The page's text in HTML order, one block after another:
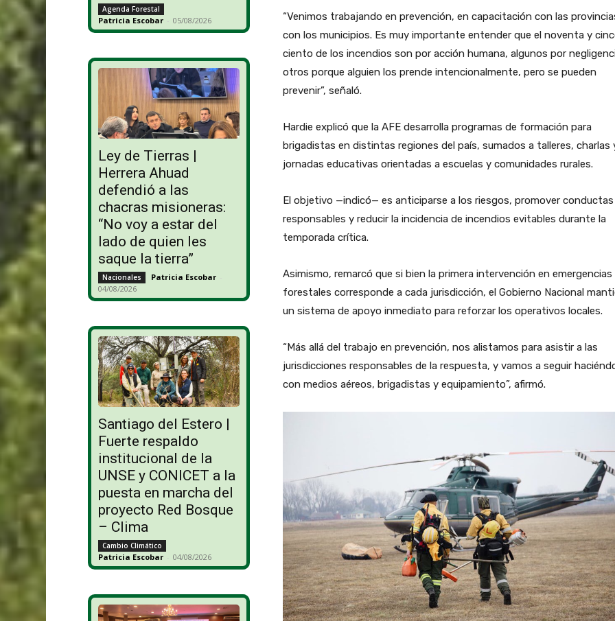
Agenda Forestal
Patricia Escobar - 05/08/2026
Ley de Tierras |
Herrera Ahuad
defendió a las
chacras misioneras:
“No voy a estar del
lado de quien les
saque la tierra”
Nacionales Patricia Escobar -
04/08/2026
Santiago del Estero |
Fuerte respaldo
institucional de la
UNSE y CONICET a la
puesta en marcha del
proyecto Red Bosque
– Clima
Cambio Climático
Patricia Escobar - 04/08/2026
“Venimos trabajando en prevención, en capacitación con las
con los municipios. Es muy importante entender que el noventa y
ciento de los incendios son por acción humana, algunos por
otros porque alguien los prende intencionalmente, pero se pueden
prevenir”, señaló.
Hardie explicó que la AFE desarrolla programas de formación para
brigadistas en distintas regiones del país, sumados a talleres, charlas
jornadas educativas orientadas a escuelas y comunidades rurales.
El objetivo —indicó— es anticiparse a los riesgos, promover conductas
responsables y reducir la incidencia de incendios evitables durante la
temporada crítica.
Asimismo, remarcó que si bien la primera intervención en emergencias
forestales corresponde a cada jurisdicción, el Gobierno Nacional
un sistema de apoyo inmediato para reforzar los operativos locales.
“Más allá del trabajo en prevención, nos alistamos para asistir a las
jurisdicciones responsables de la respuesta, y vamos a seguir
con medios aéreos, brigadistas y equipamiento”, afirmó.